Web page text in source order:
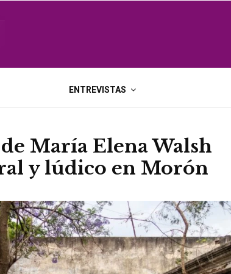
ENTREVISTAS
María Elena Walsh
y lúdico en Morón